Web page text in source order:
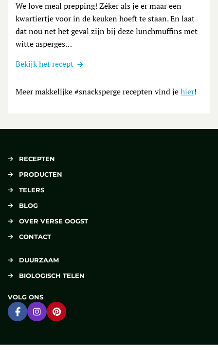
We love meal prepping! Zéker als je er maar een
kwartiertje voor in de keuken hoeft te staan. En laat
dat nou net het geval zijn bij deze lunchmuffins met
witte asperges…
Bekijk het recept
Meer makkelijke #snacksperge recepten vind jehier!
RECEPTEN
PRODUCTEN
TELERS
BLOG
OVER VERSE OOGST
CONTACT
DUURZAAM
BIOLOGISCH TELEN
VOLG ONS
Ga naar Facebook
Ga naar Instagram
Ga naar Pinterest